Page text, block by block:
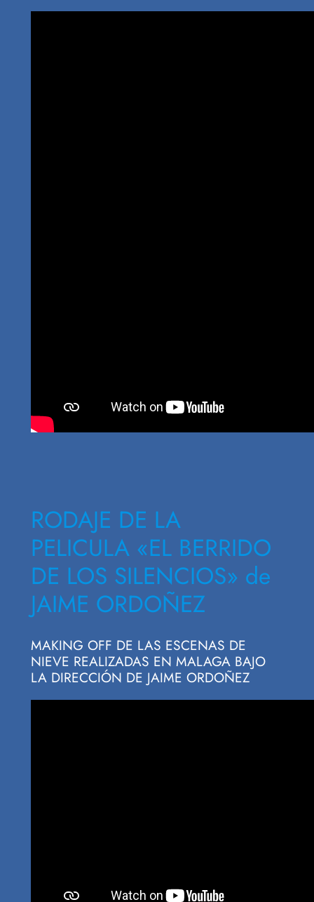
RODAJE DE LA
PELICULA «EL BERRIDO
DE LOS SILENCIOS» de
JAIME ORDOÑEZ
MAKING OFF DE LAS ESCENAS DE
NIEVE REALIZADAS EN MALAGA BAJO
LA DIRECCIÓN DE JAIME ORDOÑEZ